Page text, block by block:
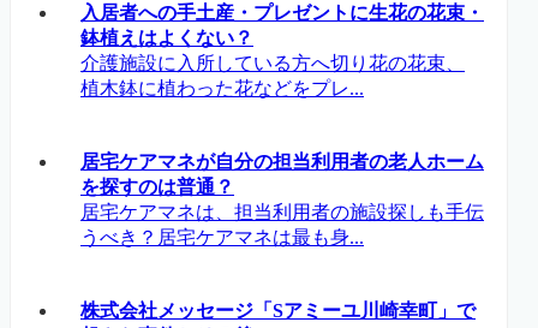
入居者への手土産・プレゼントに生花の花束・
鉢植えはよくない？
介護施設に入所している方へ切り花の花束、
植木鉢に植わった花などをプレ...
居宅ケアマネが自分の担当利用者の老人ホーム
を探すのは普通？
居宅ケアマネは、担当利用者の施設探しも手伝
うべき？居宅ケアマネは最も身...
株式会社メッセージ「Sアミーユ川崎幸町」で